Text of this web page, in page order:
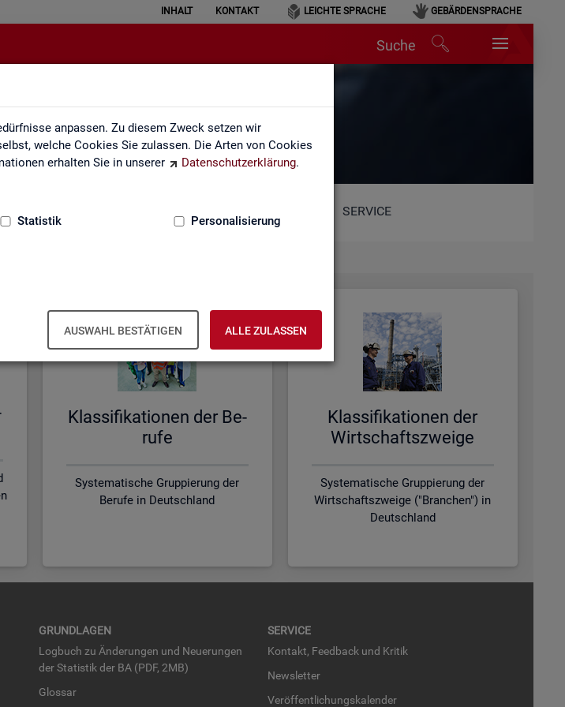
anpassen. Zu diesem Zweck setzen wir
welche Cookies Sie zulassen. Die Arten von Cookies
erhalten Sie in unserer
Datenschutzerklärung.
Statistik Personalisierung
AUSWAHL BESTÄTIGEN ALLE ZULASSEN
INHALT KONTAKT LEICHTE SPRACHE GEBÄRDENSPRACHE
Suche
SERVICE
Klas­si­fi­ka­tio­nen der Be­
ru­fe
Systematische Gruppierung der
Berufe in Deutschland
Klas­si­fi­ka­tio­nen der
Wirt­schafts­zwei­ge
Systematische Gruppierung der
Wirtschaftszweige ("Branchen") in
Deutschland
GRUND­LA­GEN
Log­buch zu Än­de­run­gen und Neue­run­gen
der Sta­tis­tik der BA (PDF, 2MB)
Glos­sar
SER­VICE
Kon­takt, Feed­back und Kri­tik
News­let­ter
Ver­öf­fent­li­chungs­ka­len­der